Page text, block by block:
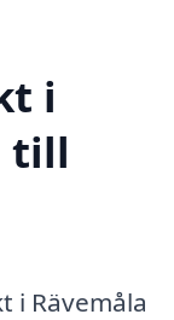
i
till
i Rävemåla